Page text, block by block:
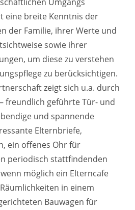
eine breite Kenntnis der
der Familie, ihrer Werte und
sowie ihrer
um diese zu verstehen
zu berücksichtigen.
zeigt sich u.a. durch
freundlich geführte Tür- und
und spannende
Elternbriefe,
ein offenes Ohr für
periodisch stattfindenden
möglich ein Elterncafe
in einem
Bauwagen für